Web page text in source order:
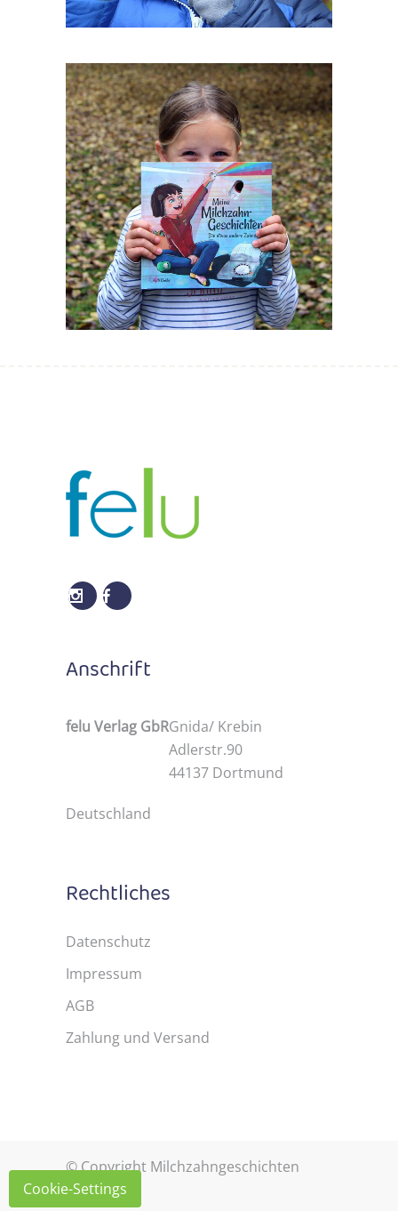
Cookie-Settings
Anschrift
felu Verlag GbRGnida/ Krebin
Adlerstr.90
44137 Dortmund
Deutschland
Rechtliches
Datenschutz
Impressum
AGB
Zahlung und Versand
© Copyright Milchzahngeschichten
2021